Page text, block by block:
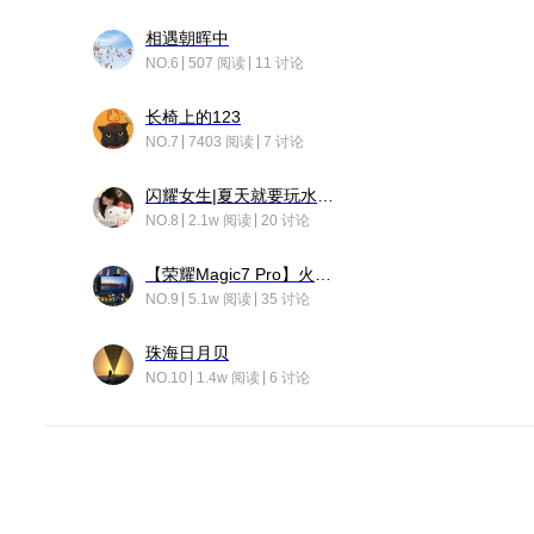
相遇朝晖中
NO.6 507 阅读 11 讨论
长椅上的123
NO.7 7403 阅读 7 讨论
NO.8 2.1w 阅读 20 讨论
NO.9 5.1w 阅读 35 讨论
珠海日月贝
NO.10 1.4w 阅读 6 讨论